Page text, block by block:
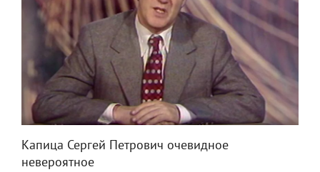
Капица Сергей Петрович очевидное
невероятное